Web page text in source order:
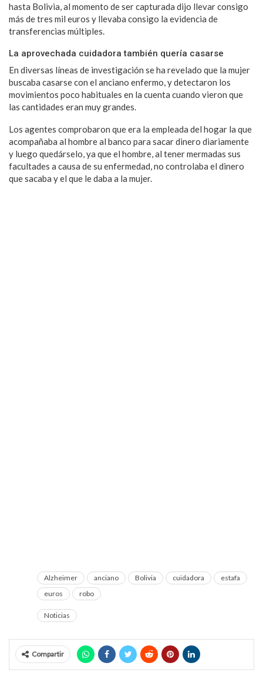
hasta Bolivia, al momento de ser capturada dijo llevar consigo
más de tres mil euros y llevaba consigo la evidencia de
transferencias múltiples.
La aprovechada cuidadora también quería casarse
En diversas líneas de investigación se ha revelado que la mujer
buscaba casarse con el anciano enfermo, y detectaron los
movimientos poco habituales en la cuenta cuando vieron que
las cantidades eran muy grandes.
Los agentes comprobaron que era la empleada del hogar la que
acompañaba al hombre al banco para sacar dinero diariamente
y luego quedárselo, ya que el hombre, al tener mermadas sus
facultades a causa de su enfermedad, no controlaba el dinero
que sacaba y el que le daba a la mujer.
Alzheimer anciano Bolivia cuidadora
estafa
euros
robo
Noticias
Compartir